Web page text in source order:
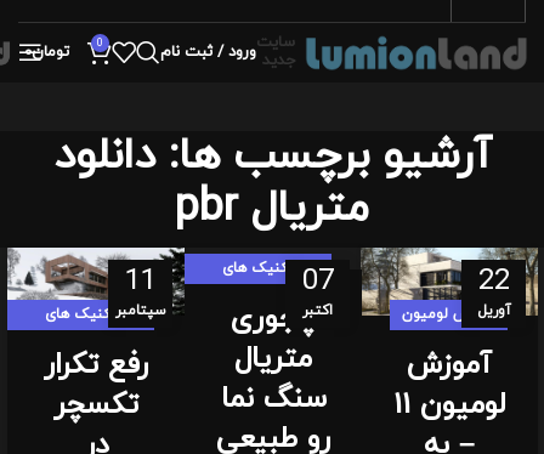
سایت
جدید ورود / ثبت نام 0 تومان0
آرشیو برچسب ها: دانلود
متریال pbr
22
آوریلآموزش لومیون
آموزش
لومیون 11
– به
07
اکتبر
تکنیک های
چجوری
متریال
سنگ نما
رو طبیعی
11
سپتامبرتکنیک های
رفع تکرار
تکسچر
در